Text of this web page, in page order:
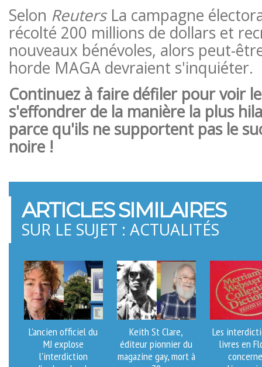
Selon ReutersLa campagne
récolté 200 millions de dollars et
nouveaux bénévoles, alors peut-
horde MAGA devraient s'inquiéter.
Continuez à faire défiler pour voir
s'effondrer de la manière la plus
parce qu'ils ne supportent pas le
noire !
ARTICLES SIMILAIRES
SUR LE SUJET : ACTUALITÉS
L'ancien officiel du
MJ explose
l'interdiction
Keith St Clare,
éditeur pionnier du
magazine gay, mort à
Les
livres en